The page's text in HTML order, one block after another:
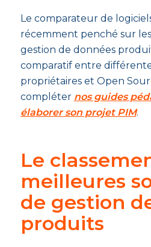
Le comparateur de
récemment penché sur
gestion de données
comparatif entre
propriétaires et Open
compléter nos guides
élaborer son projet PIM.
Le
meilleures
de gestion
produits